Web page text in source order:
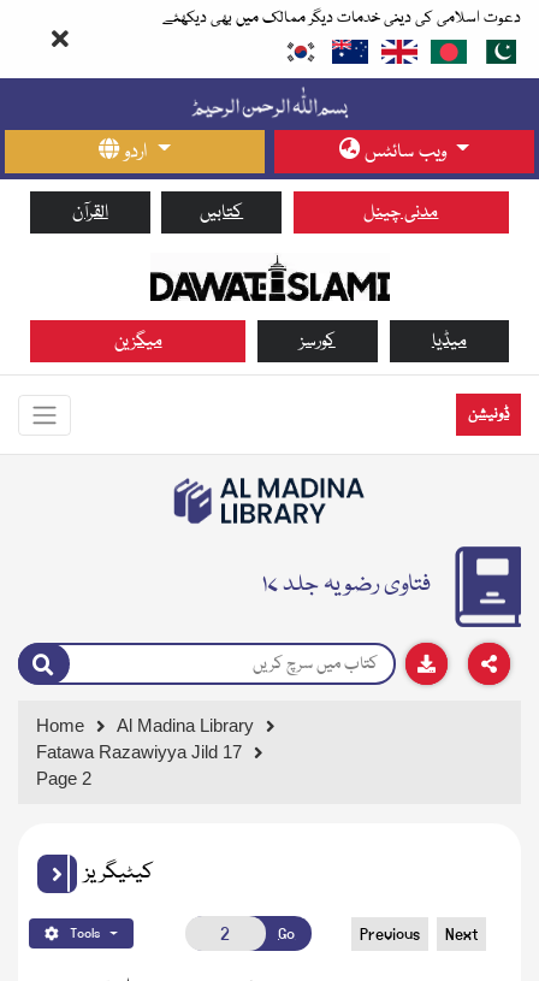
دعوت اسلامی کی دینی خدمات دیگر ممالک میں بھی دیکھئے
اردو ویب سائٹس
القرآن کتابیں مدنی چینل
میگزین کورسز میڈیا
ڈونیشن
فتاوی رضویہ جلد ۱۷
Home
Al Madina Library
Fatawa Razawiyya Jild 17
Page 2
کیٹیگریز
Tools Go Previous Next